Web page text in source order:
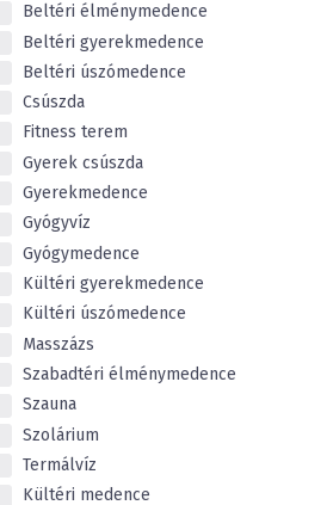
Beltéri élménymedence
Beltéri gyerekmedence
Beltéri úszómedence
Csúszda
Fitness terem
Gyerek csúszda
Gyerekmedence
Gyógyvíz
Gyógymedence
Kültéri gyerekmedence
Kültéri úszómedence
Masszázs
Szabadtéri élménymedence
Szauna
Szolárium
Termálvíz
Kültéri medence